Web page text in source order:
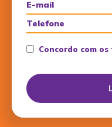
Concordo com